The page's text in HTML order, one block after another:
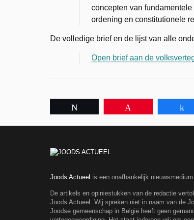
concepten van
ordening en constitutionele
De volledige brief en de lijst van alle
Open brief aan de
Joods Actueel is een onafhankelijk nieuwsmedium.
De artikels en opiniestukken van de redactie
Joods Actueel. Wij spreken niet in naam van de
Joodse gemeenschap in België heeft geen